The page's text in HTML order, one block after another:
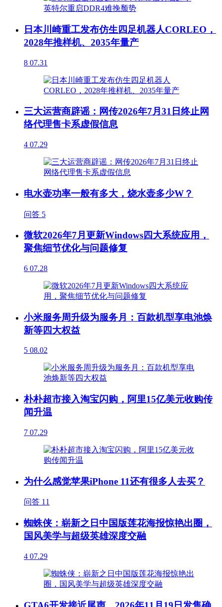
日本川崎重工发布仿生四足机器人CORLEO，
2028年推样机、2035年量产
8 07.31
三大运营商辟谣：网传2026年7月31日终止网
络代理售卡系虚假信息
4 07.29
电水壶功率一般有多大，烧水壶多少W？
问答 5
微软2026年7月更新Windows四大系统应用，
聚焦细节优化与问题修复
6 07.28
小米服务周升级为服务月：百款机型享电池焕
新等四大权益
5 08.02
朴朴超市接入淘宝闪购，阿里15亿美元收购传
闻升温
7 07.29
为什么感觉苹果iPhone 11还有很多人去买？
问答 11
蜘蛛侠：崭新之日中国版莲花海报惊艳出圈，
国风美学与超级英雄深度交融
4 07.29